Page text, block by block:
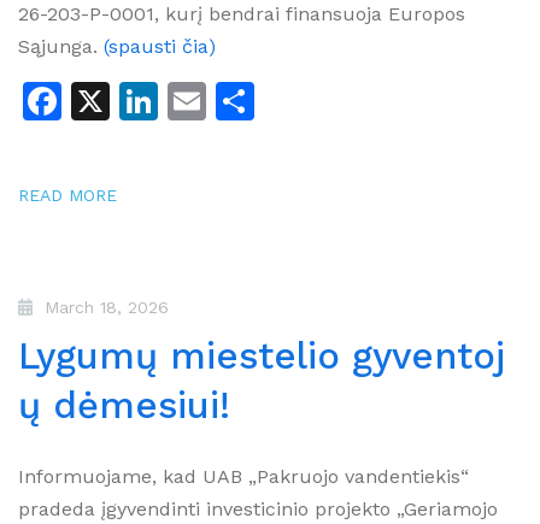
26-203-P-0001, kurį bendrai finansuoja Europos
Sąjunga. (spausti čia)
Facebook
X LinkedIn
Email
READ MORE
March 18, 2026
Lygumų miestelio gyventoj
ų dėmesiui!
Informuojame, kad UAB „Pakruojo vandentiekis“
pradeda įgyvendinti investicinio projekto „Geriamojo